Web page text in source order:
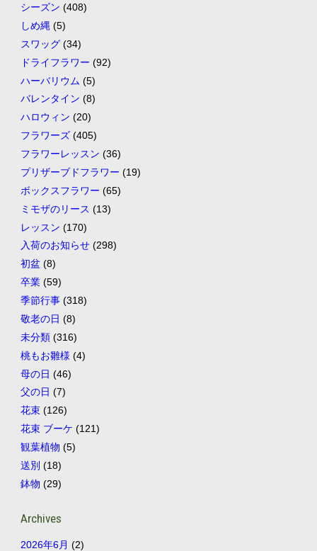
シーズン (408)
しめ縄 (5)
スワッグ(34)
ドライフラワー (92)
ハーバリウム (5)
バレンタイン (8)
ハロウィン (20)
フラワーズ(405)
フラワーレッスン (36)
プリザーブドフラワー (19)
ボックスフラワー (65)
ミモザのリース (13)
レッスン (170)
入荷のお知らせ(298)
初盆 (8)
卒業(59)
季節行事(318)
敬老の日 (8)
未分類(316)
桃もお雛様 (4)
母の日 (46)
父の日 (7)
花束(126)
花束 ブーケ (121)
観葉植物 (5)
送別 (18)
鉢物 (29)
Archives
2026年6月 (2)